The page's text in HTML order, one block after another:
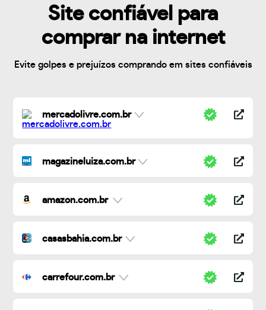
Site confiável para
comprar na internet
Evite golpes e prejuízos comprando em sites confiáveis
mercadolivre.com.br
magazineluiza.com.br
amazon.com.br
casasbahia.com.br
carrefour.com.br